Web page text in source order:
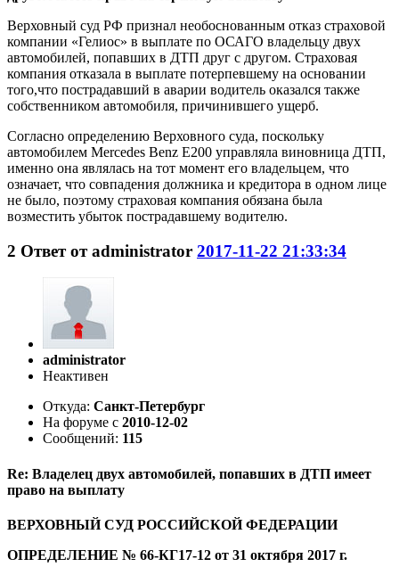
Верховный суд РФ признал необоснованным отказ страховой
компании «Гелиос» в выплате по ОСАГО владельцу двух
автомобилей, попавших в ДТП друг с другом. Страховая
компания отказала в выплате потерпевшему на основании
того,что пострадавший в аварии водитель оказался также
собственником автомобиля, причинившего ущерб.
Согласно определению Верховного суда, поскольку
автомобилем Mercedes Benz E200 управляла виновница ДТП,
именно она являлась на тот момент его владельцем, что
означает, что совпадения должника и кредитора в одном лице
не было, поэтому страховая компания обязана была
возместить убыток пострадавшему водителю.
2 Ответ отadministrator 2017-11-22 21:33:34
administrator
Неактивен
Откуда: Санкт-Петербург
На форуме с 2010-12-02
Сообщений: 115
Re: Владелец двух автомобилей, попавших в ДТП имеет
право на выплату
ВЕРХОВНЫЙ СУД РОССИЙСКОЙ ФЕДЕРАЦИИ
ОПРЕДЕЛЕНИЕ № 66-КГ17-12 от 31 октября 2017 г.